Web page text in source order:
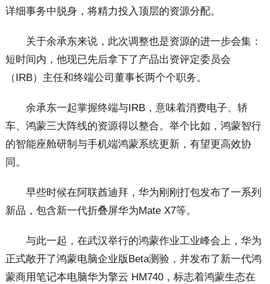
详细事务中脱身，将精力投入顶层的资源分配。
关于余承东来说，此次调整也是资源的进一步会集：
短时间内，他现已先后拿下了产品出资评定委员会
（IRB）主任和终端公司董事长两个个职务。
余承东一起掌握终端与IRB，意味着消费电子、轿
车、鸿蒙三大阵线的资源得以整合。举个比如，鸿蒙智行
的智能座舱研制与手机端鸿蒙系统更新，有望更高效协
同。
早些时候在阿联酋迪拜，华为刚刚打包发布了一系列
新品，包含新一代折叠屏华为Mate X7等。
与此一起，在武汉举行的鸿蒙作业工业峰会上，华为
正式敞开了鸿蒙电脑企业版Beta测验，并发布了新一代鸿
蒙商用笔记本电脑华为擎云 HM740，标志着鸿蒙生态在